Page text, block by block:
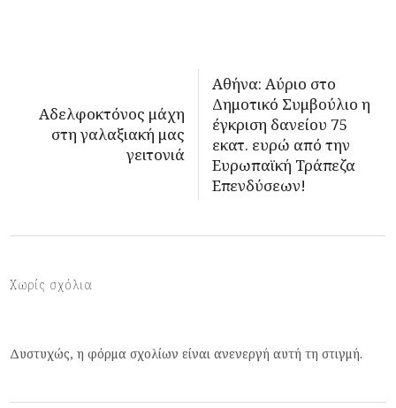
Αδελφοκτόνος μάχη
στη γαλαξιακή μας
γειτονιά
Αθήνα: Αύριο στο
Δημοτικό Συμβούλιο η
έγκριση δανείου 75
εκατ. ευρώ από την
Ευρωπαϊκή Τράπεζα
Επενδύσεων!
Χωρίς σχόλια
Δυστυχώς, η φόρμα σχολίων είναι ανενεργή αυτή τη στιγμή.